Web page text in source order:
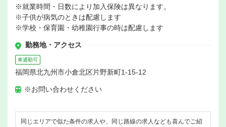
※就業時間・日数により加入保険は異なります。
※子供が病気のときは配慮します
※学校・保育園・幼稚園行事の時は配慮します
勤務地・アクセス
車通勤可
福岡県北九州市小倉北区片野新町1-15-12
※お問い合わせください
同じエリアで似た条件の求人や、同じ路線の求人なども喜んでご紹